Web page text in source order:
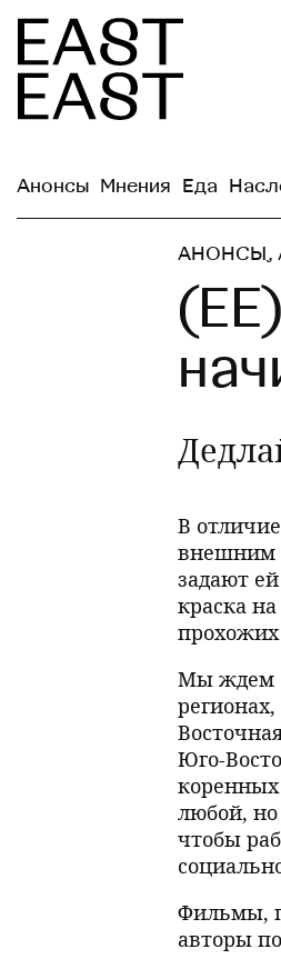
Анонсы Мнения Еда
АНОНСЫ,
В
внешним
задают
краска
Мы ждем
Юго-
любой,
чтобы
Фильмы,
авторы